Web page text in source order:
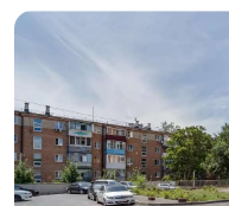
Аренда дома
Аренда комнаты
посуточно